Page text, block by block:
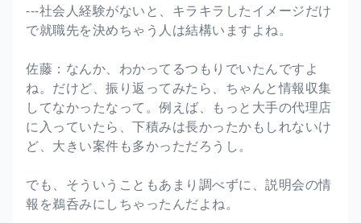
---社会人経験がないと、キラキラしたイメージだけ
で就職先を決めちゃう人は結構いますよね。
佐藤：なんか、わかってるつもりでいたんですよ
ね。だけど、振り返ってみたら、ちゃんと情報収集
してなかったなって。例えば、もっと大手の代理店
に入っていたら、下積みは長かったかもしれないけ
ど、大きい案件も多かっただろうし。
でも、そういうこともあまり調べずに、説明会の情
報を鵜呑みにしちゃったんだよね。